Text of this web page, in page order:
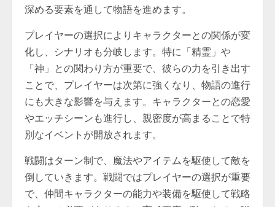
深める要素を通して物語を進めます。
プレイヤーの選択によりキャラクターとの関係が変
化し、シナリオも分岐します。特に「精霊」や
「神」との関わり方が重要で、彼らの力を引き出す
ことで、プレイヤーは次第に強くなり、物語の進行
にも大きな影響を与えます。キャラクターとの恋愛
やエッチシーンも進行し、親密度が高まることで特
別なイベントが開放されます。
戦闘はターン制で、魔法やアイテムを駆使して敵を
倒していきます。戦闘ではプレイヤーの選択が重要
で、仲間キャラクターの能力や装備を駆使して戦略